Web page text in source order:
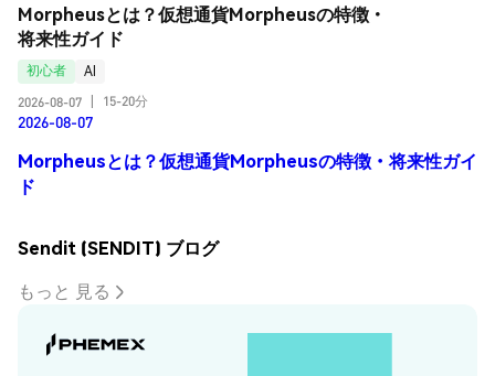
Morpheusとは？仮想通貨Morpheusの特徴・
将来性ガイド
初心者
AI
2026-08-07
15-20分
2026-08-07
Morpheusとは？仮想通貨Morpheusの特徴・将来性ガイ
ド
Sendit (SENDIT) ブログ
もっと 見る